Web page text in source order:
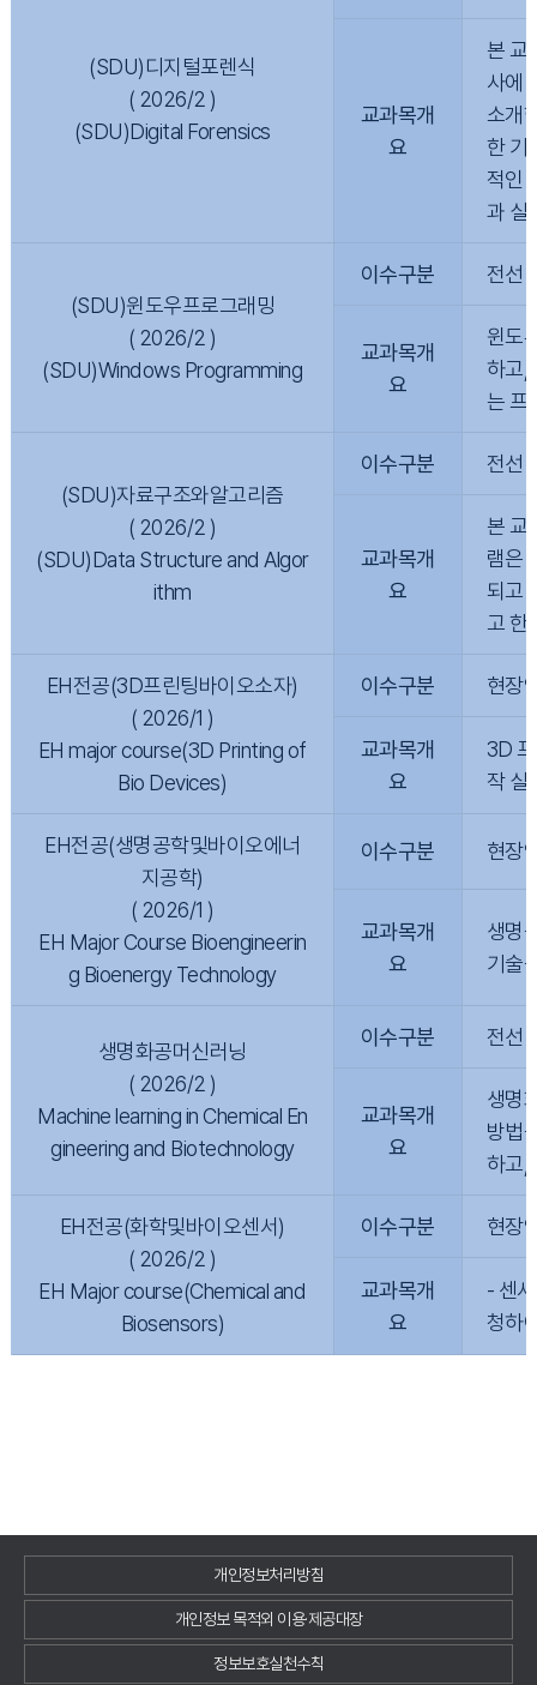
(SDU)디지털포렌식
( 2026/2 )
(SDU)Digital Forensics
교과목개
요
본 교
사에
소개
한 기
적인
과 실
(SDU)윈도우프로그래밍
( 2026/2 )
(SDU)Windows Programming
이수구분 전선
교과목개
요
윈도
하고,
는 프
(SDU)자료구조와알고리즘
( 2026/2 )
(SDU)Data Structure and Algor
ithm
이수구분 전선
교과목개
요
본 교
램은
되고
고 한
EH전공(3D프린팅바이오소자)
( 2026/1 )
EH major course(3D Printing of
Bio Devices)
이수구분 현장
교과목개
요
3D
작 실
EH전공(생명공학및바이오에너
지공학)
( 2026/1 )
EH Major Course Bioengineerin
g Bioenergy Technology
이수구분 현장
교과목개
요
생명
기술
생명화공머신러닝
( 2026/2 )
Machine learning in Chemical En
gineering and Biotechnology
이수구분 전선
교과목개
요
생명
방법
하고,
EH전공(화학및바이오센서)
( 2026/2 )
EH Major course(Chemical and
Biosensors)
이수구분 현장
교과목개
요
- 센
청하
개인정보처리방침
개인정보 목적외 이용·제공대장
정보보호실천수칙